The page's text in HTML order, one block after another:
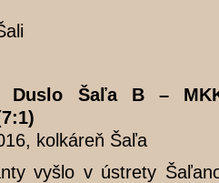
Duslo Šaľa B –
kolkáreň Šaľa
vyšlo v ústrety